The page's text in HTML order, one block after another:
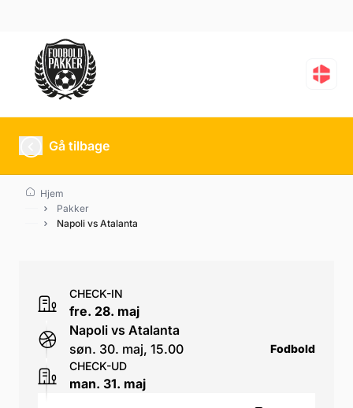
Napoli vs Atalanta
Gå tilbage
Hjem
Pakker
Napoli vs Atalanta
CHECK-IN
fre. 28. maj
Napoli vs Atalanta
søn. 30. maj, 15.00
Fodbold
CHECK-UD
man. 31. maj